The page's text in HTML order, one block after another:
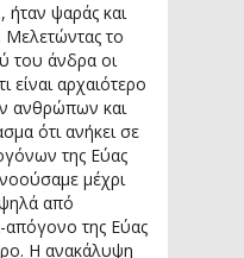
ήταν ψαράς και
Μελετώντας το
του άνδρα οι
είναι αρχαιότερο
ανθρώπων και
ότι ανήκει σε
της Εύας
μέχρι
ψηλά από
της Εύας
Η ανακάλυψη